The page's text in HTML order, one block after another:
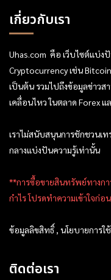
เกี่ยวกับเรา
Uhas.com คือ เว็บไซต์แบ่ง
Cryptocurrency เช่น
เป็นต้น รวมไปถึงข้อมูลข่าวส
เคลื่อนไหว ในตลาด Forex
เราไม่สนับสนุนการชักชวนเ
กลางแบ่งปันความรู้เท่านั้น
**การซื้อขายสินทรัพย์ทางกา
กำไร โปรดทำความเข้าใจก่
ข้อมูลลิขสิทธิ์ , นโยบายการใ
ติดต่อเรา